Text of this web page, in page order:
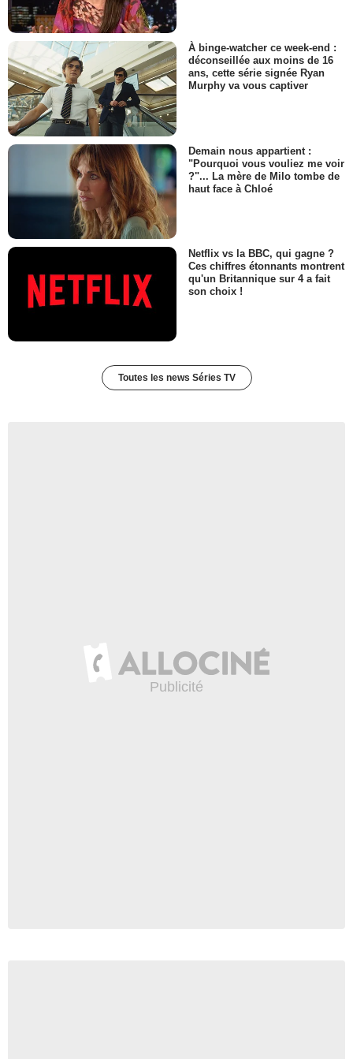
À binge-watcher ce week-end :
déconseillée aux moins de 16
ans, cette série signée Ryan
Murphy va vous captiver
Demain nous appartient :
"Pourquoi vous vouliez me voir
?"... La mère de Milo tombe de
haut face à Chloé
Netflix vs la BBC, qui gagne ?
Ces chiffres étonnants montrent
qu'un Britannique sur 4 a fait
son choix !
Toutes les news Séries TV